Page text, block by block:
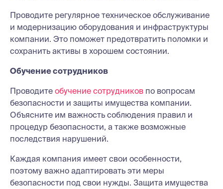
Проводите регулярное техническое обслуживание
и модернизацию оборудования и инфраструктуры
компании. Это поможет предотвратить поломки и
сохранить активы в хорошем состоянии.
Обучение сотрудников
Проводите обучение сотрудников по вопросам
безопасности и защиты имущества компании.
Объясните им важность соблюдения правил и
процедур безопасности, а также возможные
последствия нарушений.
Каждая компания имеет свои особенности,
поэтому важно адаптировать эти меры
безопасности под свои нужды. Защита имущества